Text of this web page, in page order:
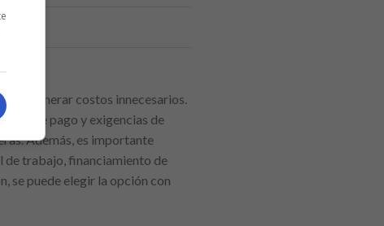
generar costos innecesarios.
de pago y exigencias de
Además, es importante
de trabajo, financiamiento de
se puede elegir la opción con